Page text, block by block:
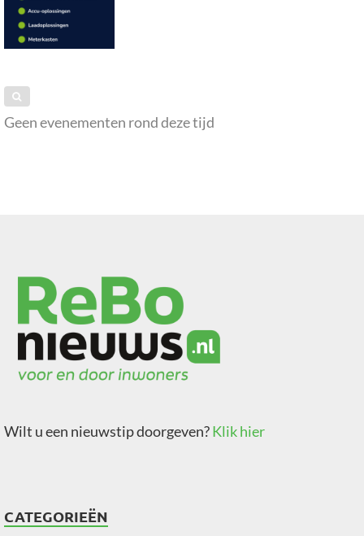
Geen evenementen rond deze tijd
Wilt u een nieuwstip doorgeven?Klik hier
CATEGORIEËN